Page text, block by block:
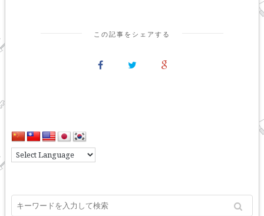
この記事をシェアする